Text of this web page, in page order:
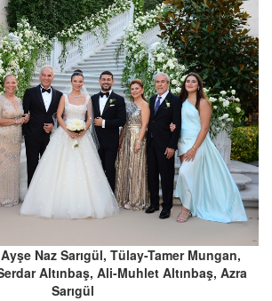
Naz Sarıgül, Tülay-Tamer Mungan,
Altınbaş, Ali-Muhlet Altınbaş, Azra
Sarıgül